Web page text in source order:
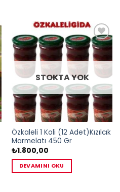
Add to
wishlist
STOKTA YOK
Özkaleli 1 Koli (12 Adet)Kızılcık
Marmelatı 450 Gr
₺1.800,00
DEVAMINI OKU